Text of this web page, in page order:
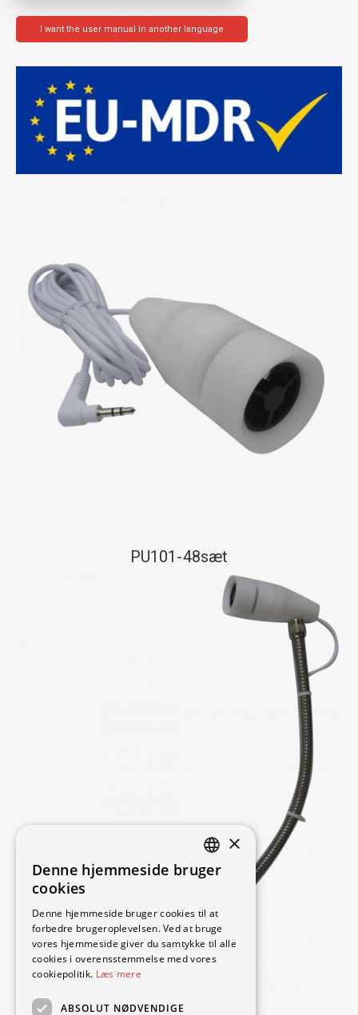
I want the user manual in another language
PU101-48sæt
DANISH
ENGLISH
GERMAN
×
Denne hjemmeside bruger
cookies
Denne hjemmeside bruger cookies til at
forbedre brugeroplevelsen. Ved at bruge
vores hjemmeside giver du samtykke til alle
cookies i overensstemmelse med vores
cookiepolitik. Læs mere
ABSOLUT NØDVENDIGE